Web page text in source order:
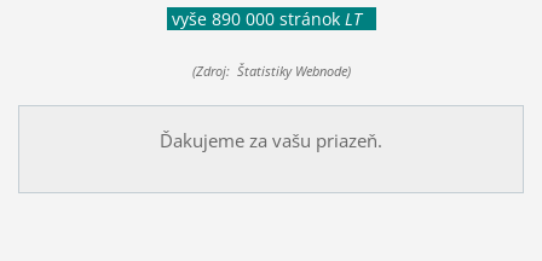
vyše 890 000 stránok LT
(Zdroj: Štatistiky Webnode)
Ďakujeme za vašu priazeň.